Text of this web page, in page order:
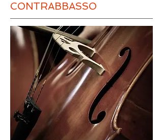
CONTRABBASSO